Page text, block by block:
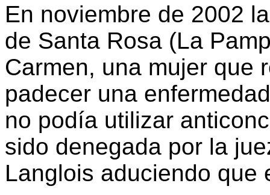
En noviembre de 2002
de Santa Rosa (La
Carmen, una mujer que
padecer una
no podía utilizar
sido denegada por la
Langlois aduciendo que